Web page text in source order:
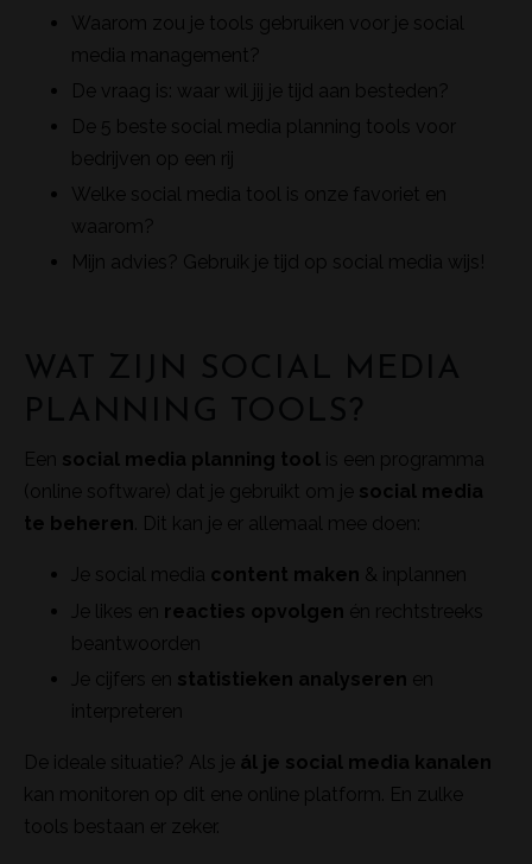
Waarom zou je tools gebruiken voor je social
media management?
De vraag is: waar wil jij je tijd aan besteden?
De 5 beste social media planning tools voor
bedrijven op een rij
Welke social media tool is onze favoriet en
waarom?
Mijn advies? Gebruik je tijd op social media wijs!
Een social media planning tool is een programma
(online software) dat je gebruikt om je social media
te beheren. Dit kan je er allemaal mee doen:
Je social media content maken & inplannen
Je likes en reacties opvolgen én rechtstreeks
beantwoorden
Je cijfers en statistieken analyseren en
interpreteren
De ideale situatie? Als je ál je social media kanalen
kan monitoren op dit ene online platform. En zulke
tools bestaan er zeker.